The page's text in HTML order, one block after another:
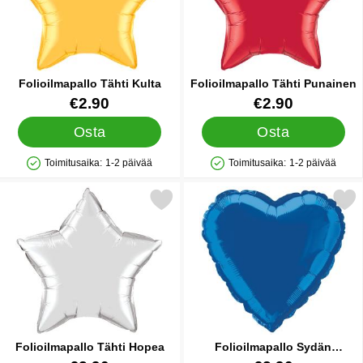
Folioilmapallo Tähti Kulta
Tuote.nro 5741€2.90
Osta
Saatavuus: Varastossa
Toimitusaika: 1-2 päivää
Folioilmapallo Tähti Punainen
Tuote.nro 5742€2.90
Osta
Saatavuus: Varastossa
Toimitusaika: 1-2 päivää
Folioilmapallo Tähti Hopea
Merkitse folioilmapallo Tähti Hopea suosikiksi
Folioilmapallo Sydän
Merkitse folioilmapallo